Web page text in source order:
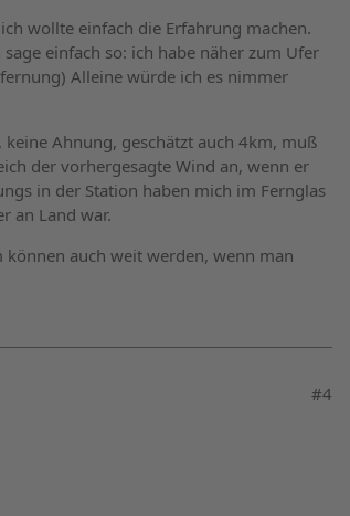
wollte einfach die Erfahrung machen.
einfach so: ich habe näher zum Ufer
Alleine würde ich es nimmer
Ahnung, geschätzt auch 4km, muß
der vorhergesagte Wind an, wenn er
in der Station haben mich im Fernglas
an Land war.
auch weit werden, wenn man
#4